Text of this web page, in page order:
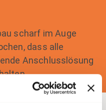
scharf im Auge
dass alle
Anschlusslösung